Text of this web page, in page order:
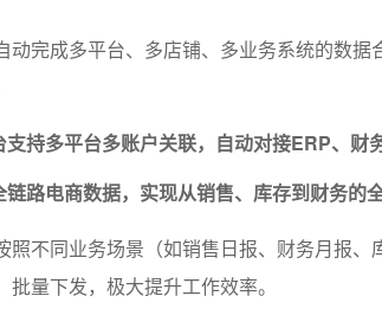
动完成多平台、多店铺、多业务系统的数据
持多平台多账户关联，自动对接ERP、财
路电商数据，实现从销售、库存到财务的
照不同业务场景（如销售日报、财务月报、
量下发，极大提升工作效率。